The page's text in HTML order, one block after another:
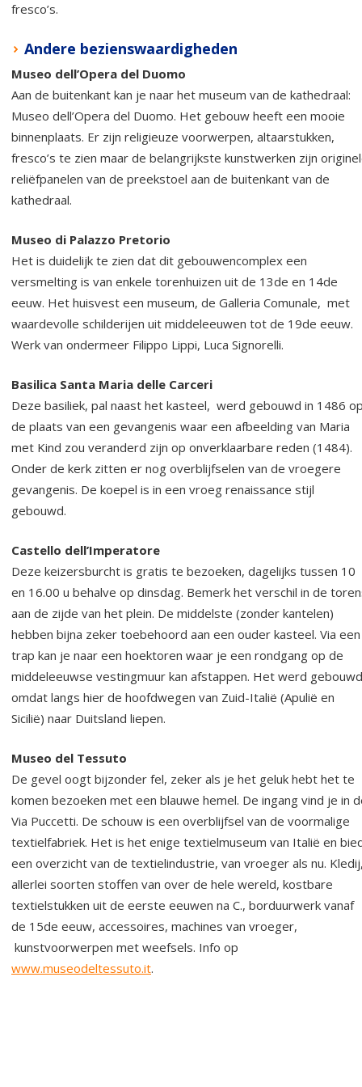
fresco’s.
Andere bezienswaardigheden
Museo dell’Opera del Duomo
Aan de buitenkant kan je naar het museum van de kathedraal:
Museo dell’Opera del Duomo. Het gebouw heeft een mooie
binnenplaats. Er zijn religieuze voorwerpen, altaarstukken,
fresco’s te zien maar de belangrijkste kunstwerken zijn
reliëfpanelen van de preekstoel aan de buitenkant van de
kathedraal.
Museo di Palazzo Pretorio
Het is duidelijk te zien dat dit gebouwencomplex een
versmelting is van enkele torenhuizen uit de 13de en 14de
eeuw. Het huisvest een museum, de Galleria Comunale, met
waardevolle schilderijen uit middeleeuwen tot de 19de eeuw.
Werk van ondermeer Filippo Lippi, Luca Signorelli.
Basilica Santa Maria delle Carceri
Deze basiliek, pal naast het kasteel, werd gebouwd in 1486
de plaats van een gevangenis waar een afbeelding van Maria
met Kind zou veranderd zijn op onverklaarbare reden (1484).
Onder de kerk zitten er nog overblijfselen van de vroegere
gevangenis. De koepel is in een vroeg renaissance stijl
gebouwd.
Castello dell’Imperatore
Deze keizersburcht is gratis te bezoeken, dagelijks tussen 10
en 16.00 u behalve op dinsdag. Bemerk het verschil in de
aan de zijde van het plein. De middelste (zonder kantelen)
hebben bijna zeker toebehoord aan een ouder kasteel. Via een
trap kan je naar een hoektoren waar je een rondgang op de
middeleeuwse vestingmuur kan afstappen. Het werd gebouwd
omdat langs hier de hoofdwegen van Zuid-Italië (Apulië en
Sicilië) naar Duitsland liepen.
Museo del Tessuto
De gevel oogt bijzonder fel, zeker als je het geluk hebt het te
komen bezoeken met een blauwe hemel. De ingang vind je in
Via Puccetti. De schouw is een overblijfsel van de voormalige
textielfabriek. Het is het enige textielmuseum van Italië en
een overzicht van de textielindustrie, van vroeger als nu.
allerlei soorten stoffen van over de hele wereld, kostbare
textielstukken uit de eerste eeuwen na C., borduurwerk vanaf
de 15de eeuw, accessoires, machines van vroeger,
kunstvoorwerpen met weefsels. Info op
www.museodeltessuto.it.